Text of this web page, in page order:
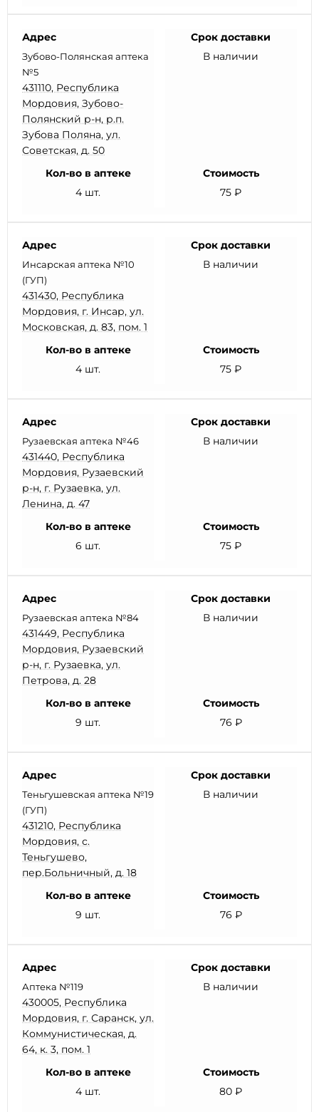
Адрес
Зубово-Полянская аптека
№5
431110, Республика
Мордовия, Зубово-
Полянский р-н, р.п.
Зубова Поляна, ул.
Советская, д. 50
Срок доставки
В наличии
Кол-во в аптеке
4 шт.
Стоимость
75 ₽
Адрес
Инсарская аптека №10
(ГУП)
431430, Республика
Мордовия, г. Инсар, ул.
Московская, д. 83, пом. 1
Срок доставки
В наличии
Кол-во в аптеке
4 шт.
Стоимость
75 ₽
Адрес
Рузаевская аптека №46
431440, Республика
Мордовия, Рузаевский
р-н, г. Рузаевка, ул.
Ленина, д. 47
Срок доставки
В наличии
Кол-во в аптеке
6 шт.
Стоимость
75 ₽
Адрес
Рузаевская аптека №84
431449, Республика
Мордовия, Рузаевский
р-н, г. Рузаевка, ул.
Петрова, д. 28
Срок доставки
В наличии
Кол-во в аптеке
9 шт.
Стоимость
76 ₽
Адрес
Теньгушевская аптека №19
(ГУП)
431210, Республика
Мордовия, с.
Теньгушево,
пер.Больничный, д. 18
Срок доставки
В наличии
Кол-во в аптеке
9 шт.
Стоимость
76 ₽
Адрес
Аптека №119
430005, Республика
Мордовия, г. Саранск, ул.
Коммунистическая, д.
64, к. 3, пом. 1
Срок доставки
В наличии
Кол-во в аптеке
4 шт.
Стоимость
80 ₽